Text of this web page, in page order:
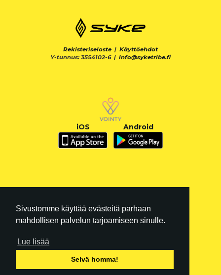
Sivustomme käyttää evästeitä parhaan
mahdollisen palvelun tarjoamiseen sinulle.
Lue lisää
Selvä homma!
Rekisteriseloste | Käyttöehdot
Y-tunnus: 3554102-6 | info@syketribe.fi
iOS Android